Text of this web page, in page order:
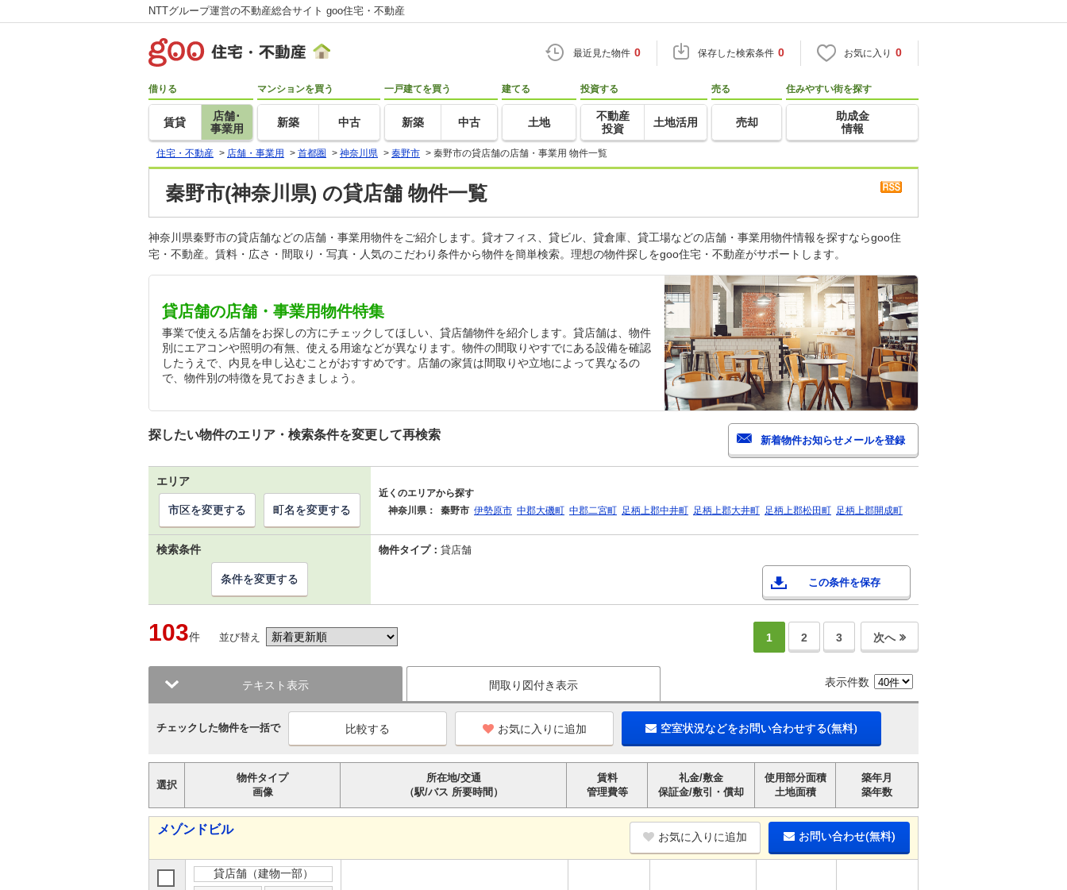
NTTグループ運営の不動産総合サイト goo住宅・不動産
最近見た物件 0 保存した検索条件 0 お気に入り 0
借りる
賃貸
店舗･
事業用
マンションを買う
新築 中古
一戸建てを買う
新築 中古
建てる
土地
投資する
不動産
投資
土地活用
売る
売却
住みやすい街を探す
助成金
情報
住宅・不動産 > 店舗・事業用 > 首都圏 > 神奈川県 > 秦野市 > 秦野市の貸店舗の店舗・事業用 物件一覧
秦野市(神奈川県) の貸店舗 物件一覧
神奈川県秦野市の貸店舗などの店舗・事業用物件をご紹介します。貸オフィス、貸ビル、貸倉庫、貸工場などの店舗・事業用物件情報を探すならgoo住
宅・不動産。賃料・広さ・間取り・写真・人気のこだわり条件から物件を簡単検索。理想の物件探しをgoo住宅・不動産がサポートします。
貸店舗の店舗・事業用物件特集
事業で使える店舗をお探しの方にチェックしてほしい、貸店舗物件を紹介します。貸店舗は、物件
別にエアコンや照明の有無、使える用途などが異なります。物件の間取りやすでにある設備を確認
したうえで、内見を申し込むことがおすすめです。店舗の家賃は間取りや立地によって異なるの
で、物件別の特徴を見ておきましょう。
探したい物件のエリア・検索条件を変更して再検索
エリア
近くのエリアから探す
神奈川県：
秦野市 伊勢原市 中郡大磯町 中郡二宮町 足柄上郡中井町 足柄上郡大井町 足柄上郡松田町 足柄上郡開成町
市区を変更する 町名を変更する
検索条件 物件タイプ： 貸店舗
この条件を保存
条件を変更する
103件 並び替え 1 2 3 次へ
テキスト表示 間取り図付き表示 表示件数
チェックした物件を一括で お気に入りに追加 空室状況などをお問い合わせする(無料)
選択
物件タイプ
画像
所在地/交通
（駅/バス 所要時間）
賃料
管理費等
礼金/敷金
保証金/敷引・償却
使用部分面積
土地面積
築年月
築年数
メゾンドビル
お気に入りに追加 お問い合わせ(無料)
貸店舗（建物一部）